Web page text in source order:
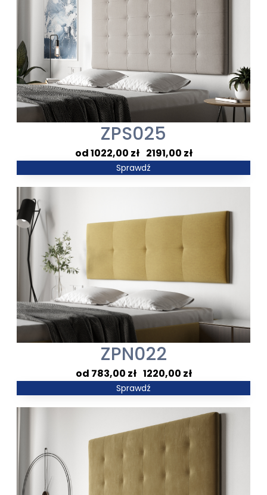
ZPS025
1022,00 zł– 2191,00 zł
Zakres
2191,00 zł
Sprawdź
ZPN022
783,00 zł– 1220,00 zł
Zakres
1220,00 zł
Sprawdź